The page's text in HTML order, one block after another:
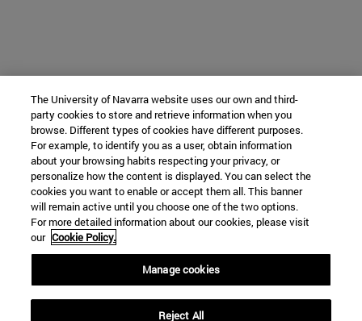
The University of Navarra website uses our own and third-
party cookies to store and retrieve information when you
browse. Different types of cookies have different purposes.
For example, to identify you as a user, obtain information
about your browsing habits respecting your privacy, or
personalize how the content is displayed. You can select the
cookies you want to enable or accept them all. This banner
will remain active until you choose one of the two options.
For more detailed information about our cookies, please visit
our Cookie Policy.
Manage cookies
Reject All